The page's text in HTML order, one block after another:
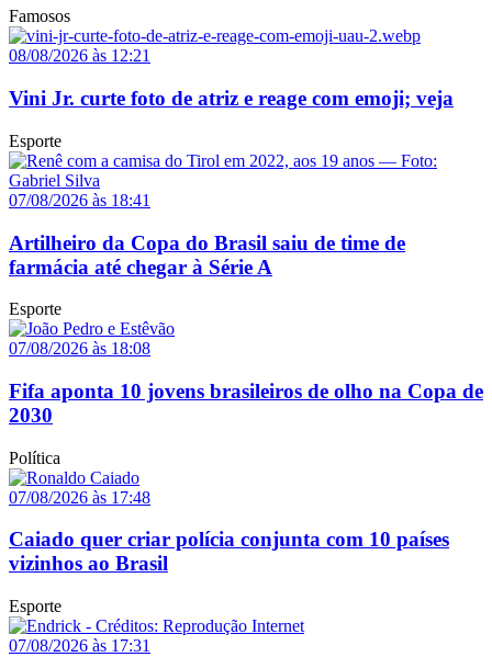
Famosos
08/08/2026 às 12:21
Vini Jr. curte foto de atriz e reage com emoji; veja
Esporte
07/08/2026 às 18:41
Artilheiro da Copa do Brasil saiu de time de
farmácia até chegar à Série A
Esporte
07/08/2026 às 18:08
Fifa aponta 10 jovens brasileiros de olho na Copa de
2030
Política
07/08/2026 às 17:48
Caiado quer criar polícia conjunta com 10 países
vizinhos ao Brasil
Esporte
07/08/2026 às 17:31